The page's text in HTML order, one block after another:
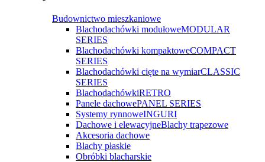
Budownictwo mieszkaniowe
Blachodachówki modułoweMODULAR
SERIES
Blachodachówki kompaktoweCOMPACT
SERIES
Blachodachówki cięte na wymiarCLASSIC
SERIES
BlachodachówkiRETRO
Panele dachowePANEL SERIES
Systemy rynnoweINGURI
Dachowe i elewacyjneBlachy trapezowe
Akcesoria dachowe
Blachy płaskie
Obróbki blacharskie